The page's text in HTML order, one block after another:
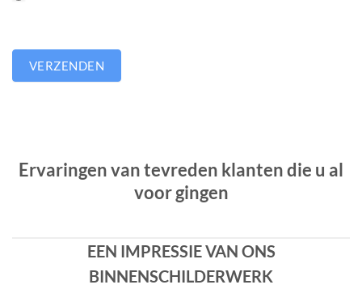
VERZENDEN
Ervaringen van tevreden klanten die u al
voor gingen
EEN IMPRESSIE VAN ONS
BINNENSCHILDERWERK